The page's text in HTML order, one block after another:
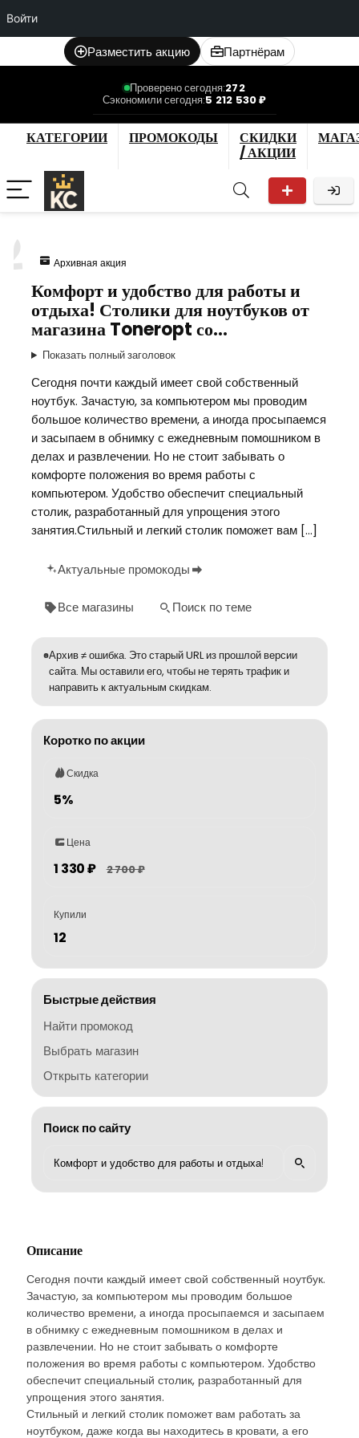
Войти
Разместить акцию Партнёрам
Проверено сегодня:272
Сэкономили сегодня:5 212 530 ₽
КАТЕГОРИИ ПРОМОКОДЫ
СКИДКИ
/ АКЦИИ
Архивная акция
Комфорт и удобство для работы и
отдыха! Столики для ноутбуков от
магазина Toneropt со…
Показать полный заголовок
Сегодня почти каждый имеет свой собственный
ноутбук. Зачастую, за компьютером мы проводим
большое количество времени, а иногда просыпаемся
и засыпаем в обнимку с ежедневным помошником в
делах и развлечении. Но не стоит забывать о
комфорте положения во время работы с
компьютером. Удобство обеспечит специальный
столик, разработанный для упрощения этого
занятия.Стильный и легкий столик поможет вам […]
Актуальные промокоды
Все магазины Поиск по теме
Архив ≠ ошибка. Это старый URL из прошлой версии
сайта. Мы оставили его, чтобы не терять трафик и
направить к актуальным скидкам.
Коротко по акции
Скидка
5%
Цена
1 330 ₽ 2 700 ₽
Купили
12
Быстрые действия
Найти промокод
Выбрать магазин
Открыть категории
Поиск по сайту
Описание
Сегодня почти каждый имеет свой собственный ноутбук.
Зачастую, за компьютером мы проводим большое
количество времени, а иногда просыпаемся и засыпаем
в обнимку с ежедневным помошником в делах и
развлечении. Но не стоит забывать о комфорте
положения во время работы с компьютером. Удобство
обеспечит специальный столик, разработанный для
упрощения этого занятия.
Стильный и легкий столик поможет вам работать за
ноутбуком, даже когда вы находитесь в кровати, а его